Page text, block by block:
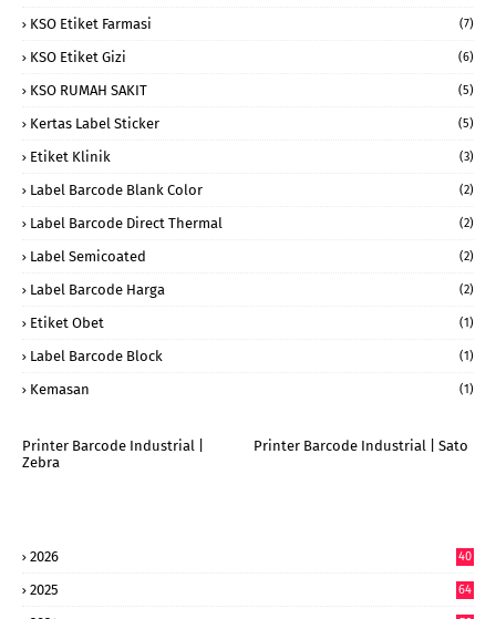
KSO Etiket Farmasi (7)
KSO Etiket Gizi (6)
KSO RUMAH SAKIT (5)
Kertas Label Sticker (5)
Etiket Klinik (3)
Label Barcode Blank Color (2)
Label Barcode Direct Thermal (2)
Label Semicoated (2)
Label Barcode Harga (2)
Etiket Obet (1)
Label Barcode Block (1)
Kemasan (1)
Printer Barcode Industrial |
Zebra
Printer Barcode Industrial | Sato
2026
40
2025
64